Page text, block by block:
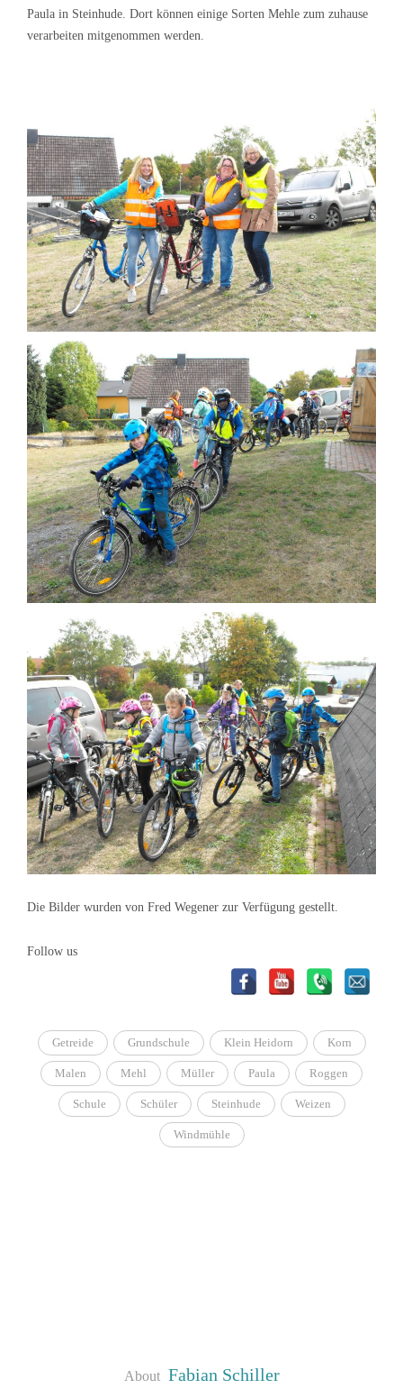
Paula in Steinhude. Dort können einige Sorten Mehle zum zuhause
verarbeiten mitgenommen werden.
Die Bilder wurden von Fred Wegener zur Verfügung gestellt.
Follow us
Getreide Grundschule Klein Heidorn Korn
Malen Mehl Müller Paula Roggen
Schule Schüler Steinhude Weizen
Windmühle
About Fabian Schiller